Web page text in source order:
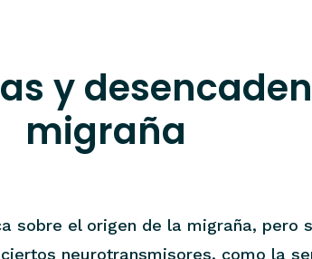
y
migraña
sobre el origen de la migraña, pero
neurotransmisores, como la